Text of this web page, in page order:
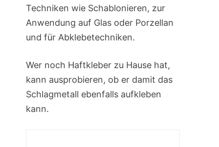
Techniken wie Schablonieren, zur
Anwendung auf Glas oder Porzellan
und für Abklebetechniken.
Wer noch Haftkleber zu Hause hat,
kann ausprobieren, ob er damit das
Schlagmetall ebenfalls aufkleben
kann.